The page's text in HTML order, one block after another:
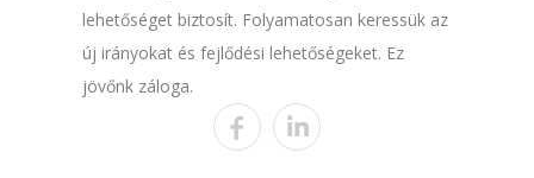
lehetőséget biztosít. Folyamatosan keressük az
új irányokat és fejlődési lehetőségeket. Ez
jövőnk záloga.